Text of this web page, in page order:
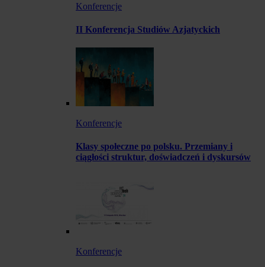
Konferencje
II Konferencja Studiów Azjatyckich
Konferencje
Klasy społeczne po polsku. Przemiany i
ciągłości struktur, doświadczeń i dyskursów
Konferencje